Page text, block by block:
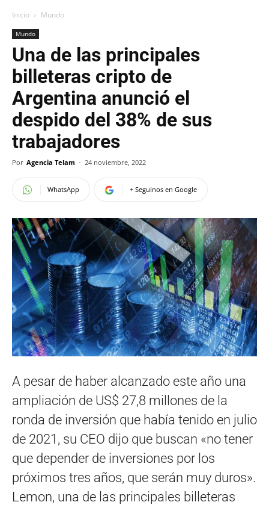
Inicio Mundo
Mundo
Una de las principales
billeteras cripto de
Argentina anunció el
despido del 38% de sus
trabajadores
Por Agencia Telam - 24 noviembre, 2022
WhatsApp + Seguinos en Google
A pesar de haber alcanzado este año una
ampliación de US$ 27,8 millones de la
ronda de inversión que había tenido en julio
de 2021, su CEO dijo que buscan «no tener
que depender de inversiones por los
próximos tres años, que serán muy duros».
Lemon, una de las principales billeteras